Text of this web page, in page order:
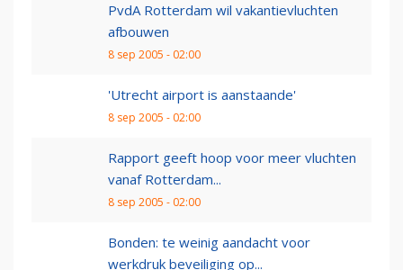
PvdA Rotterdam wil vakantievluchten
afbouwen
8 sep 2005 - 02:00
'Utrecht airport is aanstaande'
8 sep 2005 - 02:00
Rapport geeft hoop voor meer vluchten
vanaf Rotterdam...
8 sep 2005 - 02:00
Bonden: te weinig aandacht voor
werkdruk beveiliging op...